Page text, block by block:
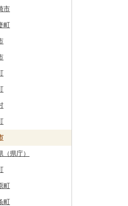
（県庁）
村
（県庁）
町
町
町
市
町
市
市
（県庁）
市
町
（県庁）
町
町